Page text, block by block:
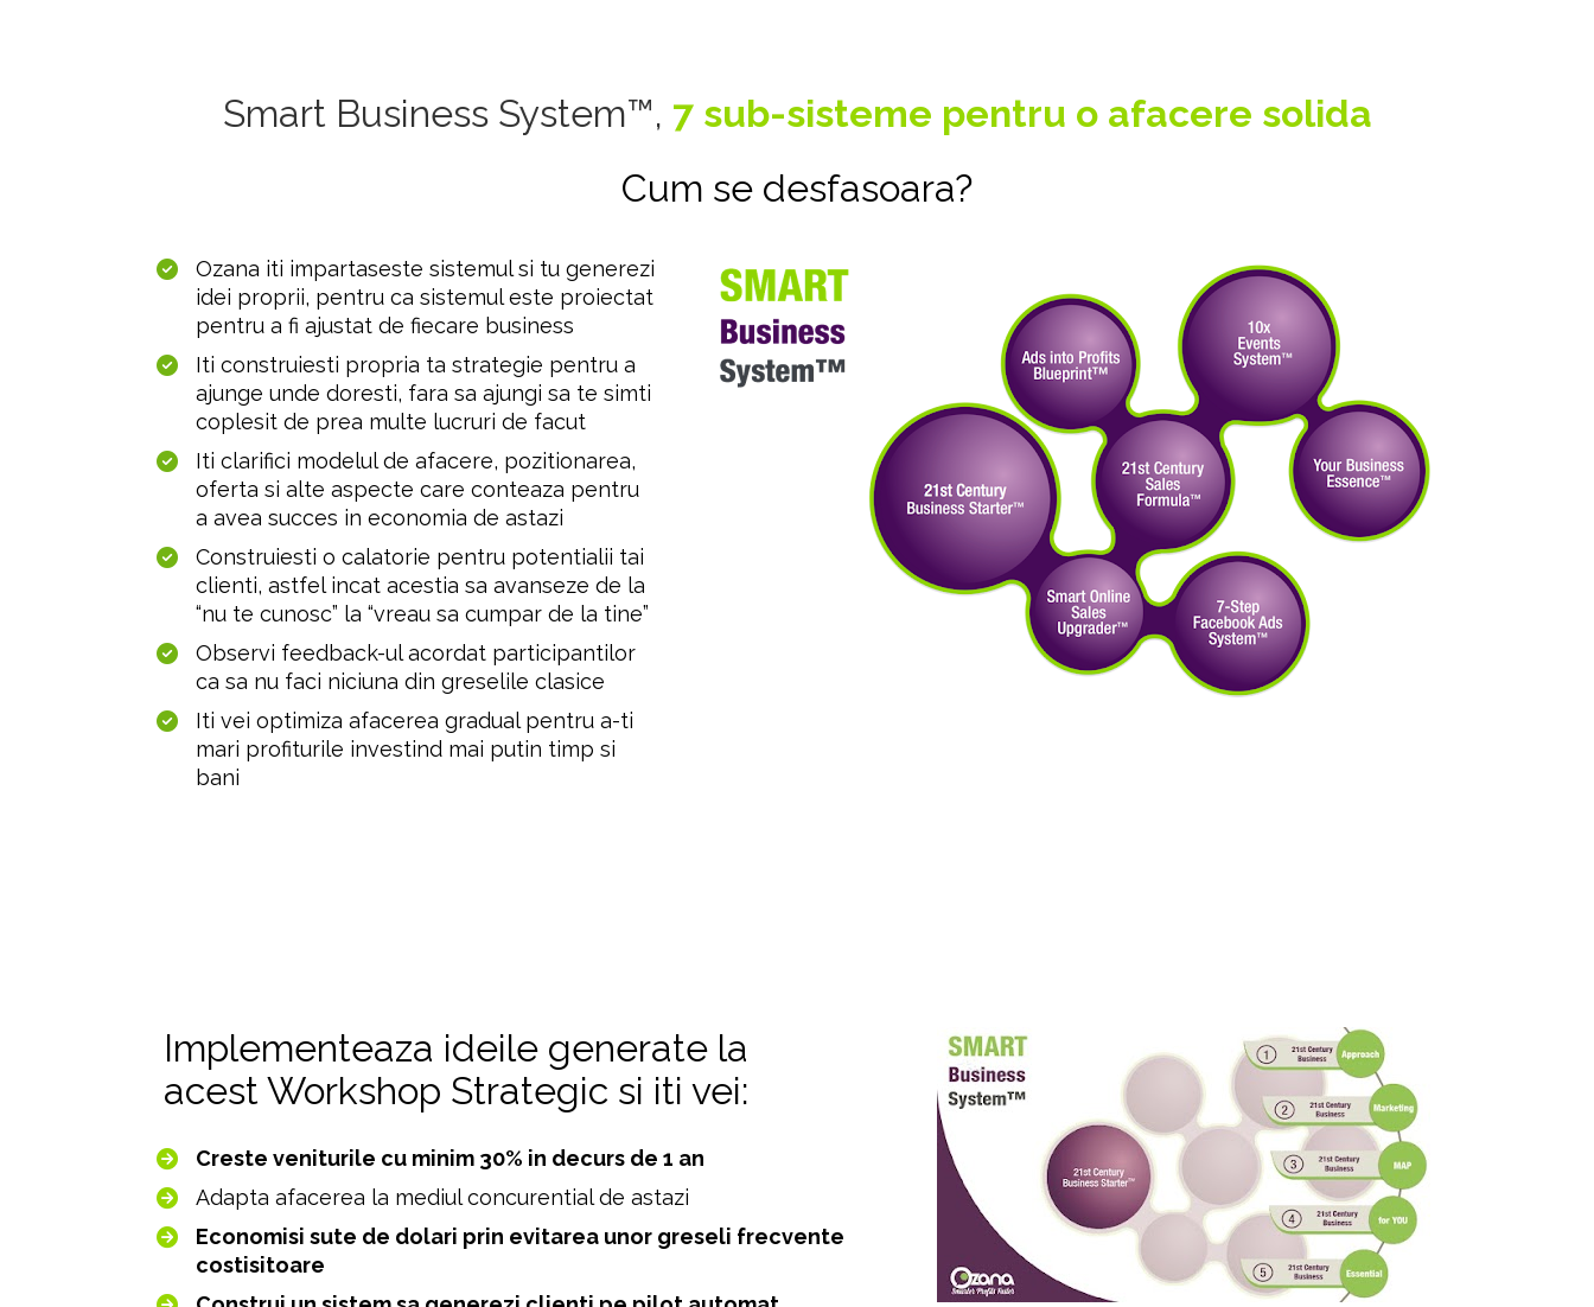
Smart Business System™, 7 sub-sisteme pentru o afacere solida
Cum se desfasoara?
Ozana iti impartaseste sistemul si tu generezi
idei proprii, pentru ca sistemul este proiectat
pentru a fi ajustat de fiecare business
Iti construiesti propria ta strategie pentru a
ajunge unde doresti, fara sa ajungi sa te simti
coplesit de prea multe lucruri de facut
Iti clarifici modelul de afacere, pozitionarea,
oferta si alte aspecte care conteaza pentru
a avea succes in economia de astazi
Construiesti o calatorie pentru potentialii tai
clienti, astfel incat acestia sa avanseze de la
“nu te cunosc” la “vreau sa cumpar de la tine”
Observi feedback-ul acordat participantilor
ca sa nu faci niciuna din greselile clasice
Iti vei optimiza afacerea gradual pentru a-ti
mari profiturile investind mai putin timp si
bani
Implementeaza ideile generate la
acest Workshop Strategic si iti vei:
Creste veniturile cu minim 30% in decurs de 1 an
Adapta afacerea la mediul concurential de astazi
Economisi sute de dolari prin evitarea unor greseli frecvente
costisitoare